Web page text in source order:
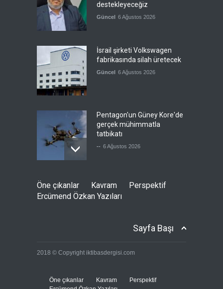
destekleyeceğiz
Güncel 6 Ağustos 2026
İsrail şirketi Volkswagen
fabrikasında silah üretecek
Güncel 6 Ağustos 2026
Pentagon'un Güney Kore'de
gerçek mühimmatla
tatbikatı
-- 6 Ağustos 2026
Siyonist katil, İran'a tek
başına saldırmaktan söz etti
depolarını vuruyor
Öne çıkanlar Kavram
Perspektif
Ercümend Özkan Yazıları
Sayfa Başı
2018 © Copyright iktibasdergisi.com
Öne çıkanlar Kavram
Perspektif